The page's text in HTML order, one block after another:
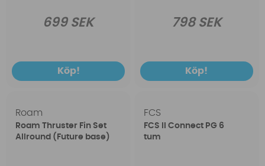
699 SEK
Köp!
798 SEK
Köp!
Roam
Roam Thruster Fin Set
Allround (Future base)
FCS
FCS II Connect PG 6
tum